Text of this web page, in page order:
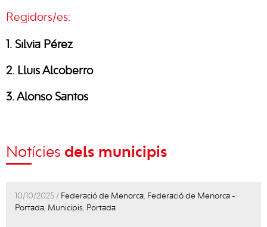
Regidors/es:
1. Sílvia Pérez
2. Lluís Alcoberro
3. Alonso Santos
Notícies dels municipis
10/10/2025 / Federació de Menorca, Federació de Menorca -
Portada, Municipis, Portada